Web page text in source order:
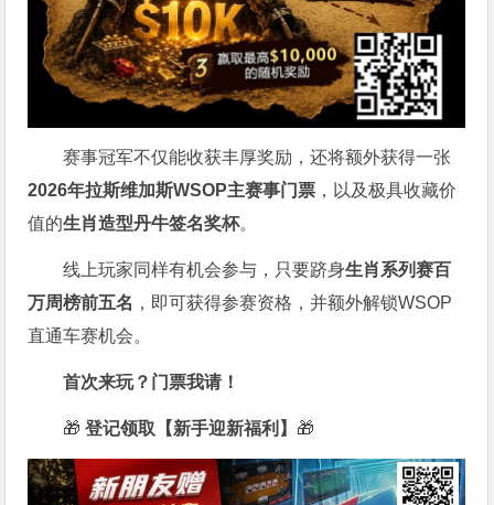
赛事冠军不仅能收获丰厚奖励，还将额外获得一张
2026年拉斯维加斯WSOP主赛事门票 ，以及极具收藏价
值的生肖造型丹牛签名奖杯。
线上玩家同样有机会参与，只要跻身生肖系列赛百
万周榜前五名 ，即可获得参赛资格，并额外解锁WSOP
直通车赛机会。
首次来玩？门票我请！
🎁 登记领取【新手迎新福利】 🎁